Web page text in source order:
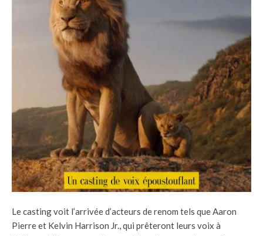
Le casting voit l’arrivée d’acteurs de renom tels que Aaron
Pierre et Kelvin Harrison Jr., qui prêteront leurs voix à